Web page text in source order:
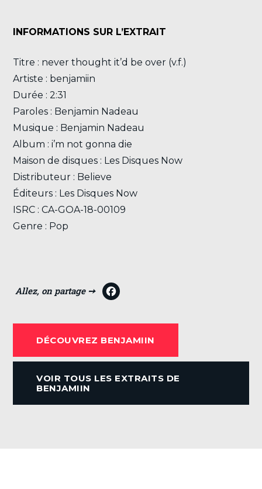
INFORMATIONS SUR L’EXTRAIT
Titre : never thought it’d be over (v.f.)
Artiste : benjamiin
Durée : 2:31
Paroles : Benjamin Nadeau
Musique : Benjamin Nadeau
Album : i’m not gonna die
Maison de disques : Les Disques Now
Distributeur : Believe
Éditeurs : Les Disques Now
ISRC : CA-GOA-18-00109
Genre : Pop
e
b
o
DÉCOUVREZ BENJAMIIN
VOIR TOUS LES EXTRAITS DE
BENJAMIIN